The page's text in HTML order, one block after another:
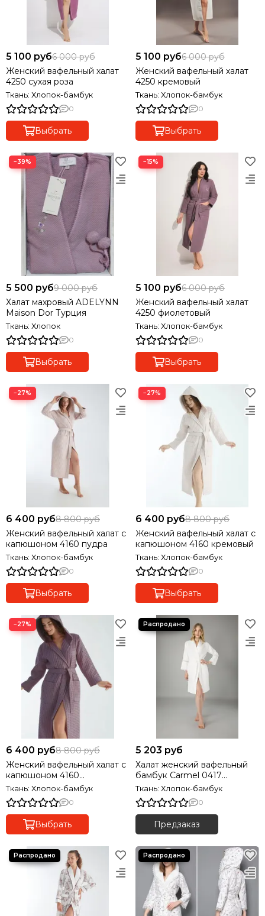
5 100 руб6 000 руб
Женский вафельный халат
4250 сухая роза
Ткань: Хлопок-бамбук
0
Выбрать
5 100 руб6 000 руб
Женский вафельный халат
4250 кремовый
Ткань: Хлопок-бамбук
0
Выбрать
−39%
5 500 руб9 000 руб
Халат махровый ADELYNN
Maison Dor Турция
Ткань: Хлопок
0
Выбрать
−15%
5 100 руб6 000 руб
Женский вафельный халат
4250 фиолетовый
Ткань: Хлопок-бамбук
0
Выбрать
−27%
6 400 руб8 800 руб
Женский вафельный халат с
капюшоном 4160 пудра
Ткань: Хлопок-бамбук
0
Выбрать
−27%
6 400 руб8 800 руб
Женский вафельный халат с
капюшоном 4160 кремовый
Ткань: Хлопок-бамбук
0
Выбрать
−27%
6 400 руб8 800 руб
Женский вафельный халат с
капюшоном 4160
фиолетовый
Ткань: Хлопок-бамбук
0
Выбрать
5 203 руб
Халат женский вафельный
бамбук Carmel 0417
кремовый
Ткань: Хлопок-бамбук
0
Предзаказ